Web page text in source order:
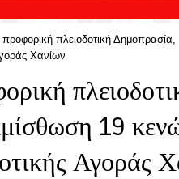
πλειοδοτική Δημοπρασία,
Χανίων
19
Αγοράς